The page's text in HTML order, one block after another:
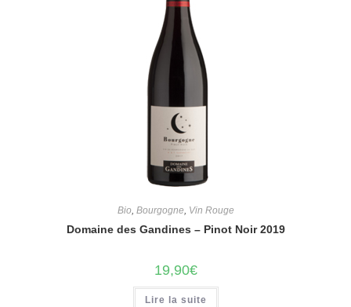
Bio, Bourgogne, Vin Rouge
Domaine des Gandines – Pinot Noir 2019
19,90€
Lire la suite